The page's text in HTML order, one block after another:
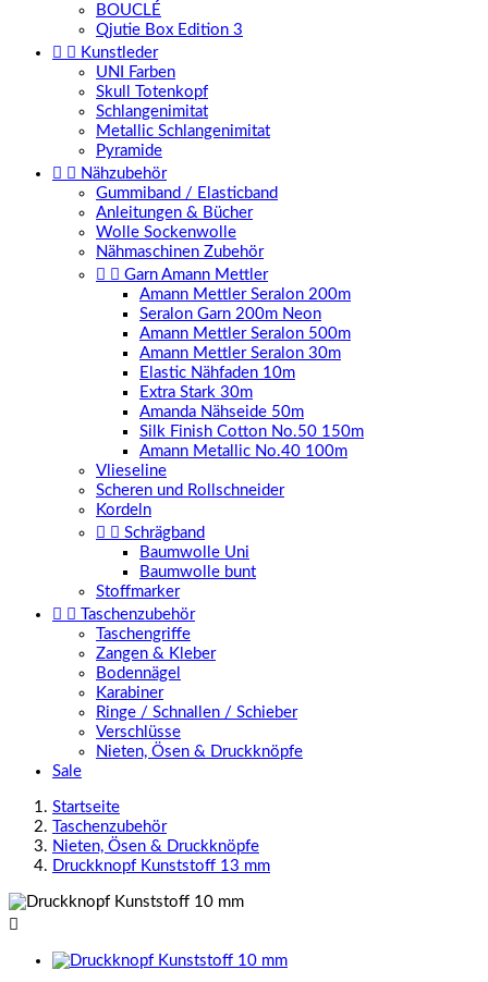
BOUCLÉ
Qjutie Box Edition 3
  Kunstleder
UNI Farben
Skull Totenkopf
Schlangenimitat
Metallic Schlangenimitat
Pyramide
  Nähzubehör
Gummiband / Elasticband
Anleitungen & Bücher
Wolle Sockenwolle
Nähmaschinen Zubehör
  Garn Amann Mettler
Amann Mettler Seralon 200m
Seralon Garn 200m Neon
Amann Mettler Seralon 500m
Amann Mettler Seralon 30m
Elastic Nähfaden 10m
Extra Stark 30m
Amanda Nähseide 50m
Silk Finish Cotton No.50 150m
Amann Metallic No.40 100m
Vlieseline
Scheren und Rollschneider
Kordeln
  Schrägband
Baumwolle Uni
Baumwolle bunt
Stoffmarker
 
Taschenzubehör
Taschengriffe
Zangen & Kleber
Bodennägel
Karabiner
Ringe / Schnallen / Schieber
Verschlüsse
Nieten, Ösen & Druckknöpfe
Sale
Startseite
Taschenzubehör
Nieten, Ösen & Druckknöpfe
Druckknopf Kunststoff 13 mm
